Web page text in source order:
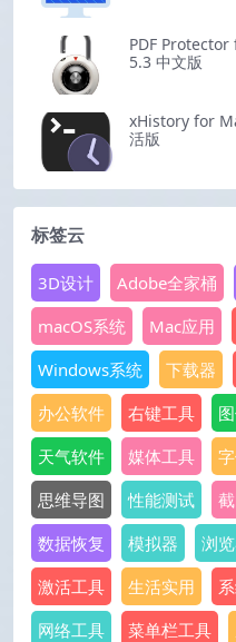
PDF Protector
5.3 中文版
xHistory for
活版
标签云
3D设计 Adobe全家桶
macOS系统
Mac应用
Windows系统
下载器
办公软件
右键工具
天气软件
媒体工具
思维导图
性能测试
数据恢复
模拟器 浏
激活工具
生活实用
网络工具
菜单栏工具